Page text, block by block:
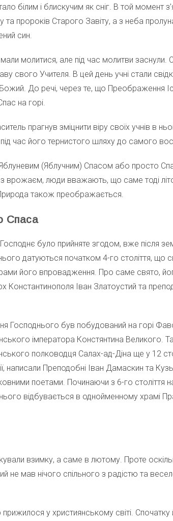
білим і блискучим як сніг. В той момент
та пророків Старого Завіту, а з неба
син.
молитися, але під час молитви
свого Учителя. В цей день учні стали
До речі, через те, що Преображення
на горі.
прагнув зміцнити віру своїх учнів в
час його тернистого шляху до самого
(Яблучним) Спасом або просто
з врожаєм, люди вважають, що саме тоді
також преображається.
Спаса
було прийняте згодом, вже після
датуються початком 4-го століття, що
його впровадження. Про саме свято,
Константинополя Іван Златоустий та
Господнього був побудований на горі
імператора Констянтина Великого.
полководця Салах-ад-Діна ще у 12
написали Преподобні Іван Дамаскин та
поетами. Починаючи з 6-го століття
відбувається в однойменному храмі
взимку, а саме в лютому. Проте
не мав нічого спільного з радістю та
у християнському світі. Спочатку